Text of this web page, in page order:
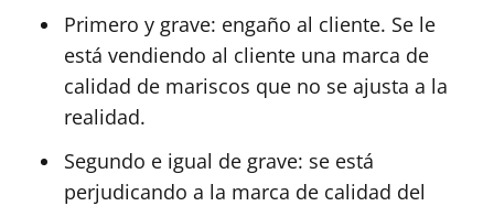
Primero y grave: engaño al cliente. Se le
está vendiendo al cliente una marca de
calidad de mariscos que no se ajusta a la
realidad.
Segundo e igual de grave: se está
perjudicando a la marca de calidad del